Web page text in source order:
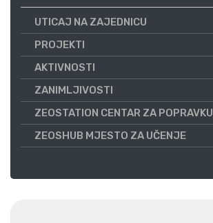
UTICAJ NA ZAJEDNICU
PROJEKTI
AKTIVNOSTI
ZANIMLJIVOSTI
ZEOSTATION CENTAR ZA POPRAVKU
ZEOSHUB MJESTO ZA UČENJE